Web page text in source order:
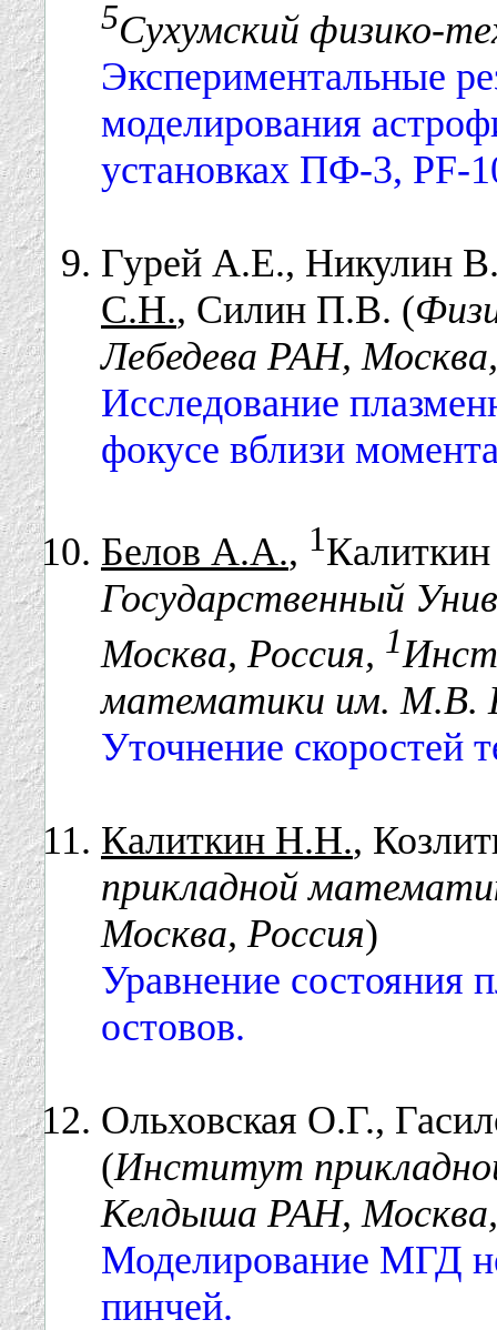
5Сухумский физико-
Экспериментальные
моделирования
установках ПФ-3,
Гурей А.Е., Никулин
С.Н., Силин П.В. (
Лебедева РАН,
Исследование
фокусе вблизи
Белов А.А., 1
Государственный
Москва, Россия, 1
математики им. М.В.
Уточнение скоростей
Калиткин Н.Н.,
прикладной
Москва, Россия)
Уравнение состояния
остовов.
Ольховская О.Г.,
(Институт
Келдыша РАН,
Моделирование МГД
пинчей.